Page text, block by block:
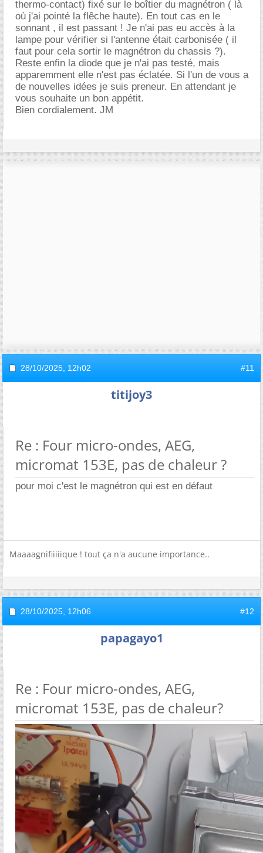
thermo-contact) fixé sur le boîtier du magnétron ( là
où j'ai pointé la flêche haute). En tout cas en le
sonnant , il est passant ! Je n'ai pas eu accès à la
lampe pour vérifier si l'antenne était carbonisée ( il
faut pour cela sortir le magnétron du chassis ?).
Reste enfin la diode que je n'ai pas testé, mais
apparemment elle n'est pas éclatée. Si l'un de vous a
de nouvelles idées je suis preneur. En attendant je
vous souhaite un bon appétit.
Bien cordialement. JM
28/10/2025, 12h02 #11
titijoy3
Re : Four micro-ondes, AEG,
micromat 153E, pas de chaleur ?
pour moi c'est le magnétron qui est en défaut
Maaaagnifiiiiique ! tout ça n'a aucune importance..
28/10/2025, 12h06 #12
papagayo1
Re : Four micro-ondes, AEG,
micromat 153E, pas de chaleur?